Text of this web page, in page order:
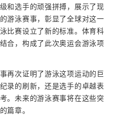
和选手的顽强拼搏，展示了现
游泳赛事，彰显了全球对这一
比赛设立了新的标准。体育科
合，构成了此次奥运会游泳项
再次证明了游泳这项运动的巨
录的刷新，还是选手的卓越表
。未来的游泳赛事将在这些突
篇章。